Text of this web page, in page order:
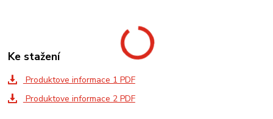
Ke stažení
Produktove informace 1 PDF
Produktove informace 2 PDF